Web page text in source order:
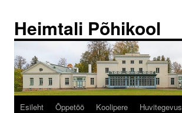
juurde
Heimtali Põhikool
Esileht Õppetöö Koolipere Huvitegevus